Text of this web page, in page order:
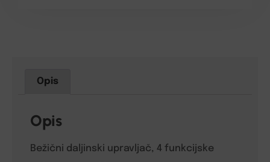
Opis
Opis
Bežični daljinski upravljač, 4 funkcijske